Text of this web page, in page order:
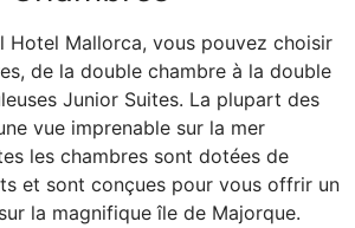
Hotel Mallorca, vous pouvez choisir
de la double chambre à la double
Junior Suites. La plupart des
vue imprenable sur la mer
les chambres sont dotées de
et sont conçues pour vous offrir un
la magnifique île de Majorque.